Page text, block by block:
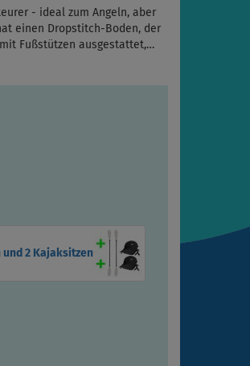
- ideal zum Angeln, aber
einen Dropstitch-Boden, der
Fußstützen ausgestattet,…
2 Kajaksitzen